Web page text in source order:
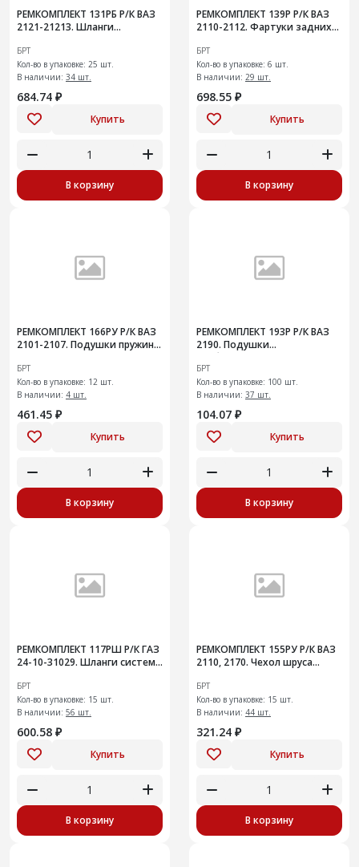
РЕМКОМПЛЕКТ 131РБ Р/К ВАЗ
2121-21213. Шланги
гидротормоза
БРТ
Кол-во в упаковке: 25 шт.
В наличии: 34 шт.
684.74 ₽
Купить
В корзину
РЕМКОМПЛЕКТ 139Р Р/К ВАЗ
2110-2112. Фартуки задних
БРТ
Кол-во в упаковке: 6 шт.
В наличии: 29 шт.
698.55 ₽
Купить
В корзину
РЕМКОМПЛЕКТ 166РУ Р/К ВАЗ
2101-2107. Подушки пружины
БРТ
Кол-во в упаковке: 12 шт.
В наличии: 4 шт.
461.45 ₽
Купить
В корзину
РЕМКОМПЛЕКТ 193Р Р/К ВАЗ
2190. Подушки
стабилизатора поперечной
устойчивости
БРТ
Кол-во в упаковке: 100 шт.
В наличии: 37 шт.
104.07 ₽
Купить
В корзину
РЕМКОМПЛЕКТ 117РШ Р/К ГАЗ
24-10-31029. Шланги системы
ЗМЗ-402
БРТ
Кол-во в упаковке: 15 шт.
В наличии: 56 шт.
600.58 ₽
Купить
В корзину
РЕМКОМПЛЕКТ 155РУ Р/К ВАЗ
2110, 2170. Чехол шруса
смаз 15шт
БРТ
Кол-во в упаковке: 15 шт.
В наличии: 44 шт.
321.24 ₽
Купить
В корзину